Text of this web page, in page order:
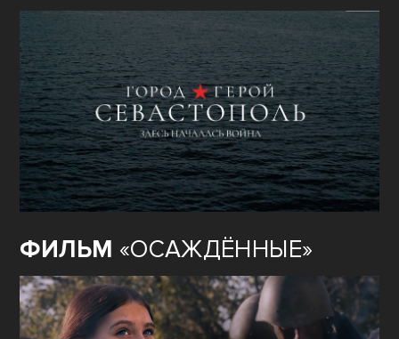
ФИЛЬМ «ОСАЖДЁННЫЕ»